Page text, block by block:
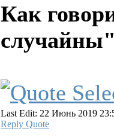
Как
случайны"
Last Edit: 22 Июнь 2019
Reply Quote